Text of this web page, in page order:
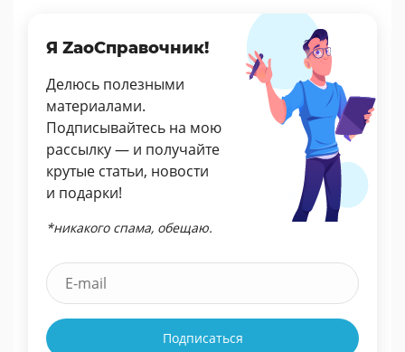
Я ZaoСправочник!
Делюсь полезными
материалами.
Подписывайтесь на мою
рассылку — и получайте
крутые статьи, новости
и подарки!
*никакого спама, обещаю.
Подписаться